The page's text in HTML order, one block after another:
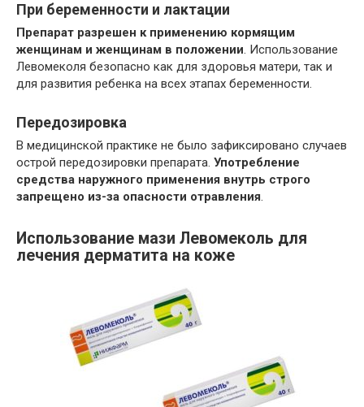
При беременности и лактации
Препарат разрешен к применению кормящим
женщинам и женщинам в положении. Использование
Левомеколя безопасно как для здоровья матери, так и
для развития ребенка на всех этапах беременности.
Передозировка
В медицинской практике не было зафиксировано случаев
острой передозировки препарата. Употребление
средства наружного применения внутрь строго
запрещено из-за опасности отравления.
Использование мази Левомеколь для
лечения дерматита на коже